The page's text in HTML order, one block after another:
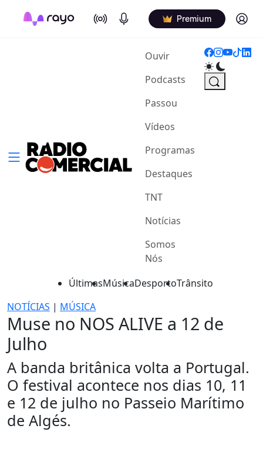
On Air Podcasts Premium Log in
Ouvir(current)
Podcasts
Passou
Vídeos
Programas
Destaques
TNT
Notícias
Somos
Nós
ÚltimasMúsicaDesportoTrânsito
NOTÍCIAS | MÚSICA
Muse no NOS ALIVE a 12 de
Julho
A banda britânica volta a Portugal.
O festival acontece nos dias 10, 11
e 12 de julho no Passeio Marítimo
de Algés.